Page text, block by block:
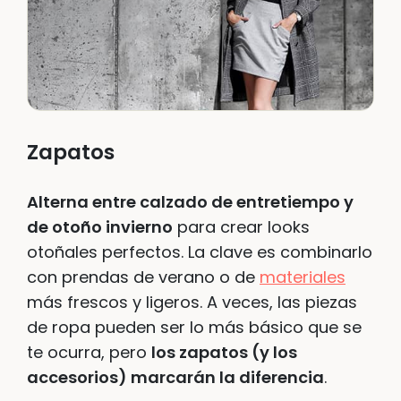
Zapatos
Alterna entre calzado de entretiempo y
de otoño invierno para crear looks
otoñales perfectos. La clave es combinarlo
con prendas de verano o de materiales
más frescos y ligeros. A veces, las piezas
de ropa pueden ser lo más básico que se
te ocurra, pero los zapatos (y los
accesorios) marcarán la diferencia.